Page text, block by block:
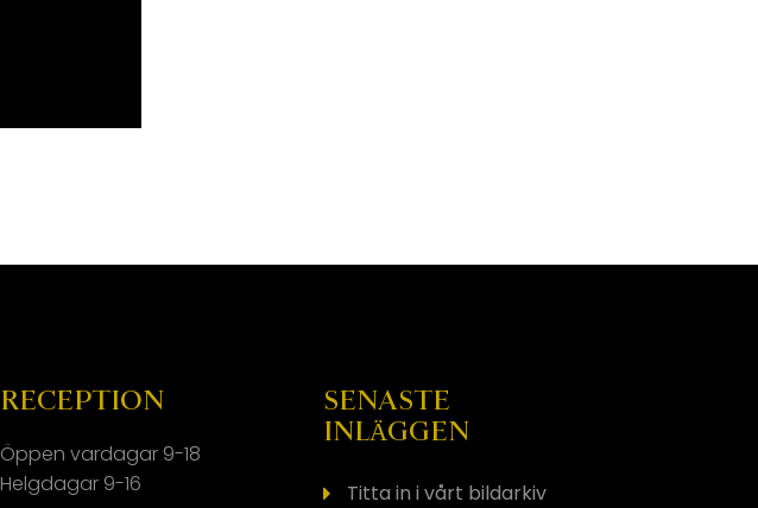
RECEPTION
Öppen vardagar 9-18
Helgdagar 9-16
SENASTE
INLÄGGEN
Titta in i vårt bildarkiv